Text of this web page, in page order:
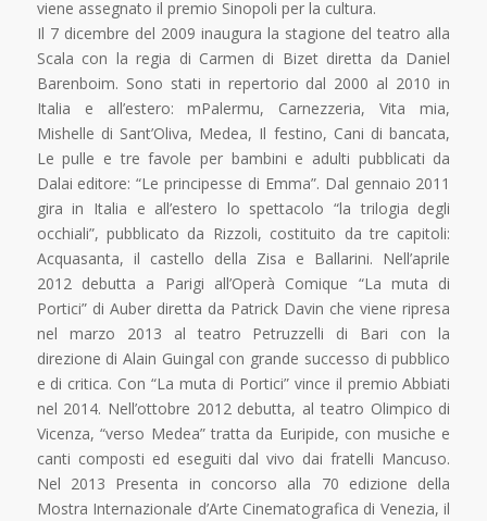
viene assegnato il premio Sinopoli per la cultura.
Il 7 dicembre del 2009 inaugura la stagione del teatro alla
Scala con la regia di Carmen di Bizet diretta da Daniel
Barenboim. Sono stati in repertorio dal 2000 al 2010 in
Italia e all’estero: mPalermu, Carnezzeria, Vita mia,
Mishelle di Sant’Oliva, Medea, Il festino, Cani di bancata,
Le pulle e tre favole per bambini e adulti pubblicati da
Dalai editore: “Le principesse di Emma”. Dal gennaio 2011
gira in Italia e all’estero lo spettacolo “la trilogia degli
occhiali”, pubblicato da Rizzoli, costituito da tre capitoli:
Acquasanta, il castello della Zisa e Ballarini. Nell’aprile
2012 debutta a Parigi all’Operà Comique “La muta di
Portici” di Auber diretta da Patrick Davin che viene ripresa
nel marzo 2013 al teatro Petruzzelli di Bari con la
direzione di Alain Guingal con grande successo di pubblico
e di critica. Con “La muta di Portici” vince il premio Abbiati
nel 2014. Nell’ottobre 2012 debutta, al teatro Olimpico di
Vicenza, “verso Medea” tratta da Euripide, con musiche e
canti composti ed eseguiti dal vivo dai fratelli Mancuso.
Nel 2013 Presenta in concorso alla 70 edizione della
Mostra Internazionale d’Arte Cinematografica di Venezia, il